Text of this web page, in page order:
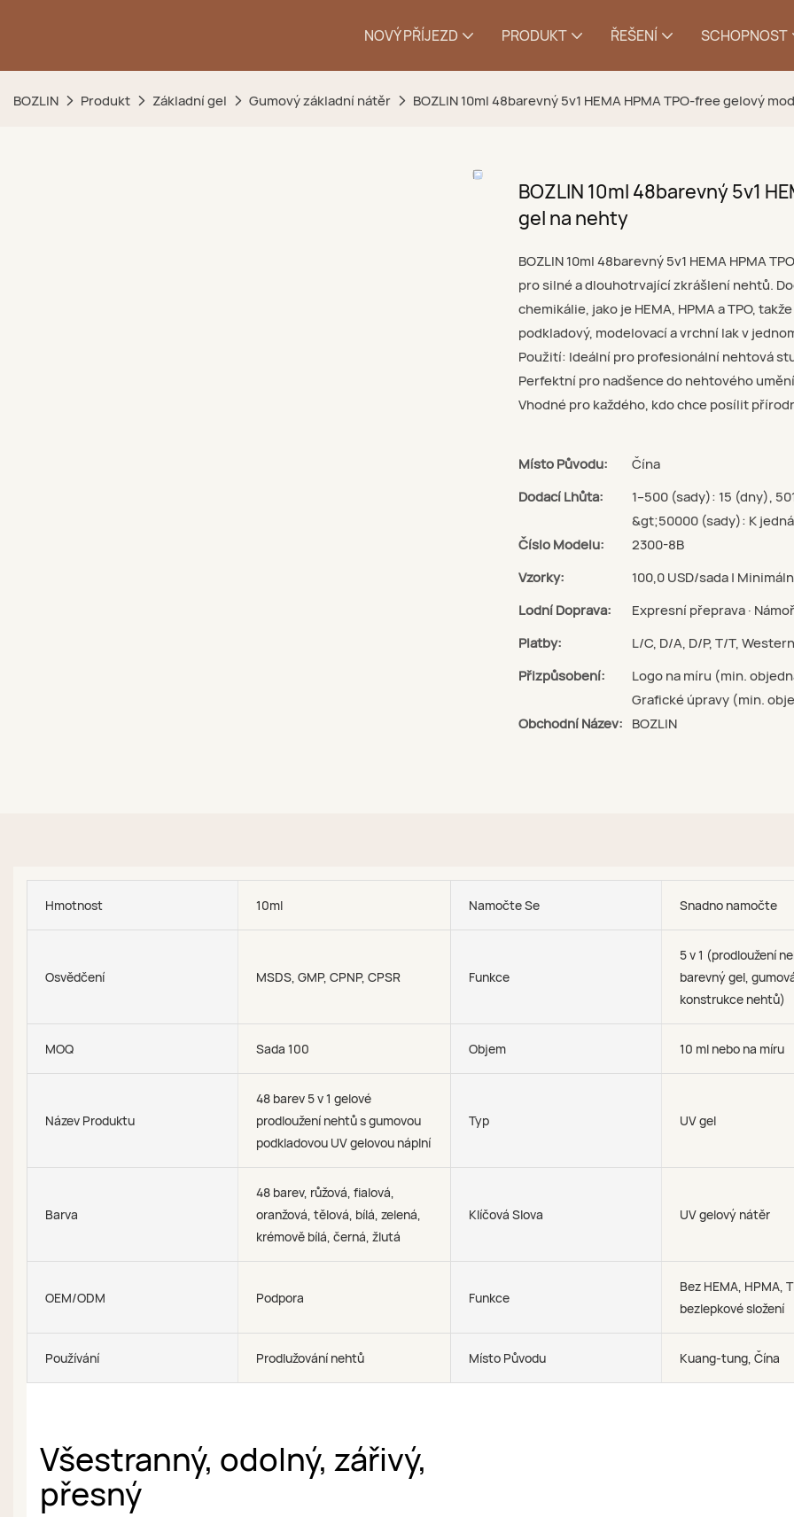
NOVÝ PŘÍJEZD PRODUKT ŘEŠENÍ SCHOPNOST
BOZLIN Produkt Základní gel Gumový základní nátěr BOZLIN 10ml 48barevný 5v1 HEMA HPMA TPO-free gelový
BOZLIN 10ml 48barevný 5v1
gel na nehty
BOZLIN 10ml 48barevný 5v1 HEMA HPMA
pro silné a dlouhotrvající zkrášlení nehtů.
chemikálie, jako je HEMA, HPMA a TPO,
podkladový, modelovací a vrchní lak v
Použití: Ideální pro profesionální nehtová
Perfektní pro nadšence do nehtového
Vhodné pro každého, kdo chce posílit
Místo Původu:
Čína
Dodací Lhůta:
1–500 (sady): 15 (dny),
&gt;50000 (sady): K
Číslo Modelu:
2300-8B
Vzorky:
100,0 USD/sada |
Lodní Doprava:
Expresní přeprava ·
Platby:
L/C, D/A, D/P, T/T,
Přizpůsobení:
Logo na míru (min.
Grafické úpravy (min.
Obchodní Název: BOZLIN
Hmotnost 10ml Namočte Se Snadno namočte
Osvědčení MSDS, GMP, CPNP, CPSR Funkce
5 v 1 (prodloužení
barevný gel,
konstrukce nehtů)
MOQ Sada 100 Objem 10 ml nebo na míru
Název Produktu
48 barev 5 v 1 gelové
prodloužení nehtů s gumovou
podkladovou UV gelovou náplní
Typ UV gel
Barva
48 barev, růžová, fialová,
oranžová, tělová, bílá, zelená,
krémově bílá, černá, žlutá
Klíčová Slova UV gelový nátěr
OEM/ODM Podpora Funkce
Bez HEMA, HPMA,
bezlepkové složení
Používání Prodlužování nehtů Místo Původu Kuang-tung, Čína
Všestranný, odolný, zářivý,
přesný